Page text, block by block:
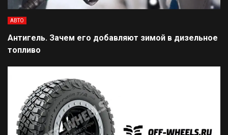
АВТО
Антигель. Зачем его добавляют зимой в дизельное
топливо